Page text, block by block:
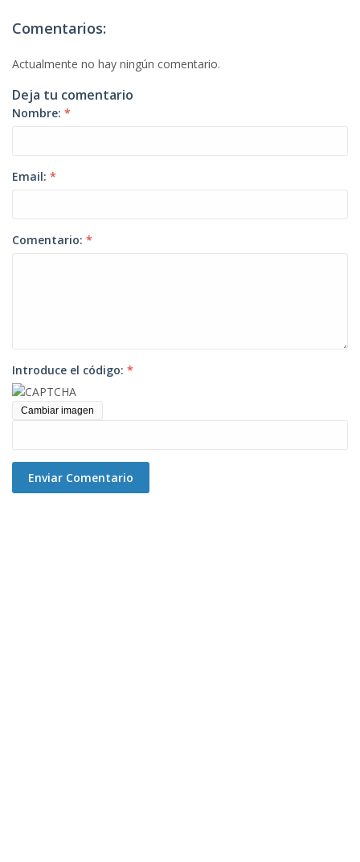
Comentarios:
Actualmente no hay ningún comentario.
Deja tu comentario
Nombre: *
Email: *
Comentario: *
Introduce el código: *
Cambiar imagen
Enviar Comentario